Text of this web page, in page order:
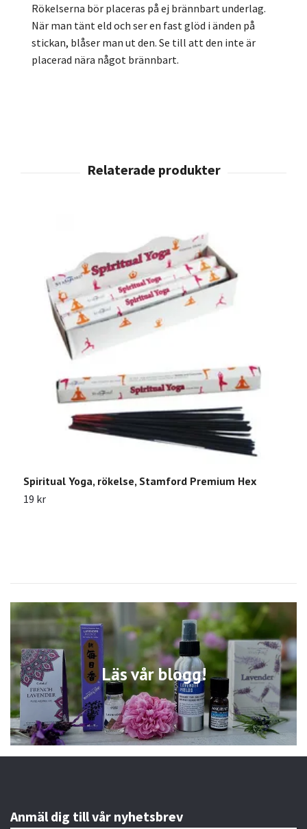
Läs vår blogg!
Rökelserna bör placeras på ej brännbart underlag.
När man tänt eld och ser en fast glöd i änden på
stickan, blåser man ut den. Se till att den inte är
placerad nära något brännbart.
Spiritual Yoga, rökelse, Stamford Premium Hex
19 kr
Anmäl dig till vår nyhetsbrev